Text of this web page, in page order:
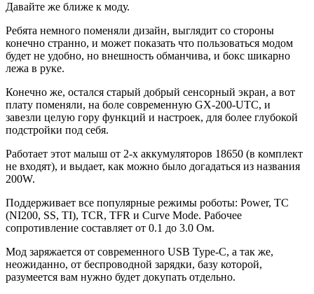
Давайте же ближе к моду.
Ребята немного поменяли дизайн, выглядит со стороны
конечно странно, и может показать что пользоваться модом
будет не удобно, но внешность обманчива, и бокс шикарно
лежа в руке.
Конечно же, остался старый добрый сенсорный экран, а вот
плату поменяли, на боле современную GX-200-UTC, и
завезли целую гору функций и настроек, для более глубокой
подстройки под себя.
Работает этот малыш от 2-х аккумуляторов 18650 (в комплект
не входят), и выдает, как можно было догадаться из названия
200W.
Поддерживает все популярные режимы роботы: Power, TC
(NI200, SS, TI), TCR, TFR и Curve Mode. Рабочее
сопротивление составляет от 0.1 до 3.0 Ом.
Мод заряжается от современного USB Type-C, а так же,
неожиданно, от беспроводной зарядки, базу которой,
разумеется вам нужно будет докупать отдельно.